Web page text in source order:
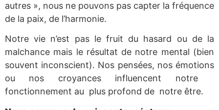
autres », nous ne pouvons pas capter la fréquence
de la paix, de l’harmonie.
Notre vie n’est pas le fruit du hasard ou de la
malchance mais le résultat de notre mental (bien
souvent inconscient). Nos pensées, nos émotions
ou nos croyances influencent notre
fonctionnement au plus profond de notre être.